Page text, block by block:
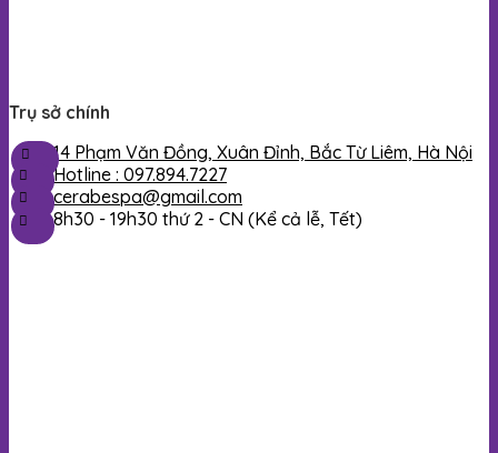
Trụ sở chính
14 Phạm Văn Đồng, Xuân Đỉnh, Bắc Từ Liêm, Hà Nội
Hotline : 097.894.7227
cerabespa@gmail.com
8h30 - 19h30 thứ 2 - CN (Kể cả lễ, Tết)